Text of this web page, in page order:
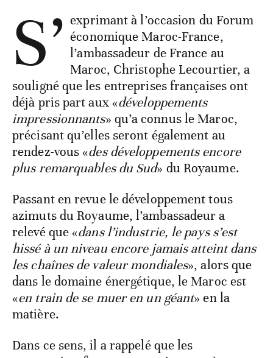
S’ exprimant à l’occasion du Forum
économique Maroc-France,
l’ambassadeur de France au
Maroc, Christophe Lecourtier, a
souligné que les entreprises françaises ont
déjà pris part aux «développements
impressionnants» qu’a connus le Maroc,
précisant qu’elles seront également au
rendez-vous «des développements encore
plus remarquables du Sud» du Royaume.
Passant en revue le développement tous
azimuts du Royaume, l’ambassadeur a
relevé que «dans l’industrie, le pays s’est
hissé à un niveau encore jamais atteint dans
les chaînes de valeur mondiales», alors que
dans le domaine énergétique, le Maroc est
«en train de se muer en un géant» en la
matière.
Dans ce sens, il a rappelé que les